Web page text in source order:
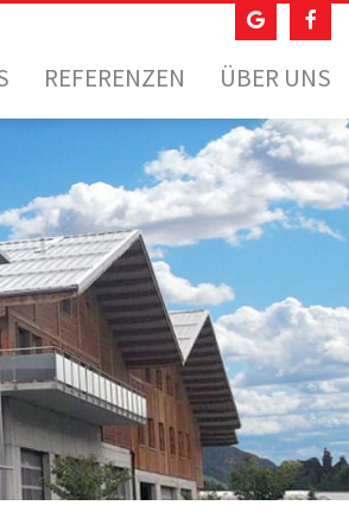
REFERENZEN ÜBER UNS